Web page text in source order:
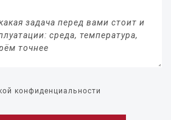
задача перед вами стоит и
среда, температура,
точнее
конфиденциальности